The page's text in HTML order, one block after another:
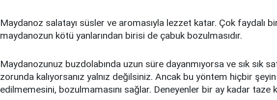
Maydanoz salatayı süsler ve aromasıyla lezzet katar. Çok faydalı
maydanozun kötü yanlarından birisi de çabuk bozulmasıdır.
Maydanozunuz buzdolabında uzun süre dayanmıyorsa ve sık sık
zorunda kalıyorsanız yalnız değilsiniz. Ancak bu yöntem hiçbir
edilmemesini, bozulmamasını sağlar. Deneyenler bir ay kadar taze